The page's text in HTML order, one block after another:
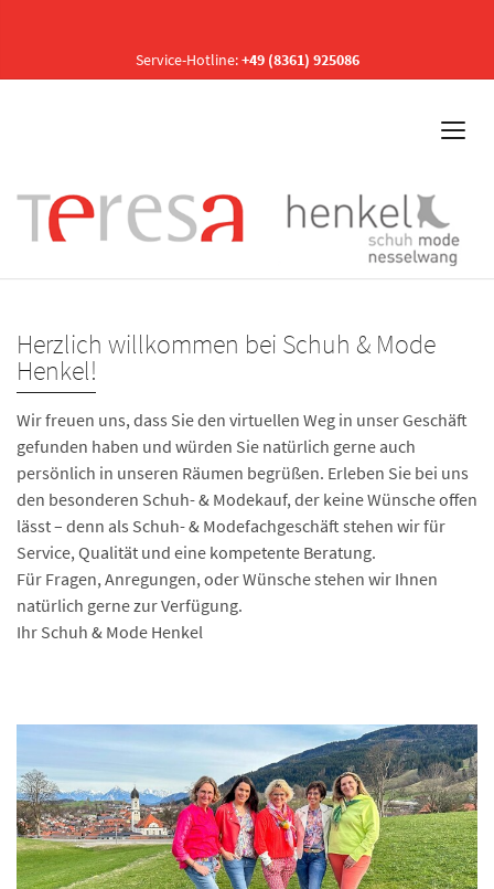
Service-Hotline:+49 (8361) 925086
Herzlich willkommen bei Schuh & Mode
Henkel!
Wir freuen uns, dass Sie den virtuellen Weg in unser Geschäft
gefunden haben und würden Sie natürlich gerne auch
persönlich in unseren Räumen begrüßen. Erleben Sie bei uns
den besonderen Schuh- & Modekauf, der keine Wünsche offen
lässt – denn als Schuh- & Modefachgeschäft stehen wir für
Service, Qualität und eine kompetente Beratung.
Für Fragen, Anregungen, oder Wünsche stehen wir Ihnen
natürlich gerne zur Verfügung.
Ihr Schuh & Mode Henkel